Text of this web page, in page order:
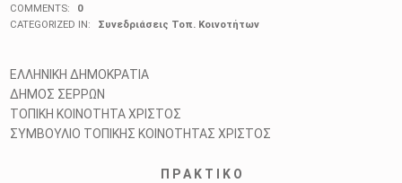
COMMENTS:
0
CATEGORIZED IN:
Συνεδριάσεις Τοπ. Κοινοτήτων
ΕΛΛΗΝΙΚΗ ΔΗΜΟΚΡΑΤΙΑ
ΔΗΜΟΣ ΣΕΡΡΩΝ
ΤΟΠΙΚΗ ΚΟΙΝΟΤΗΤΑ ΧΡΙΣΤΟΣ
ΣΥΜΒΟΥΛΙΟ ΤΟΠΙΚΗΣ ΚΟΙΝΟΤΗΤΑΣ ΧΡΙΣΤΟΣ
Π Ρ Α Κ Τ Ι Κ Ο